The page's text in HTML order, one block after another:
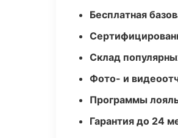
Бесплатная
Склад
Фото- и
Программы
Гарантия до 24